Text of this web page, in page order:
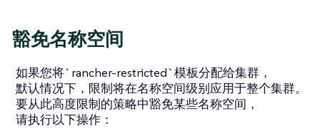
豁免名称空间
如果您将`rancher-restricted`模板分配给集群，
默认情况下，限制将在名称空间级别应用于整个集群。
要从此高度限制的策略中豁免某些名称空间，
请执行以下操作：